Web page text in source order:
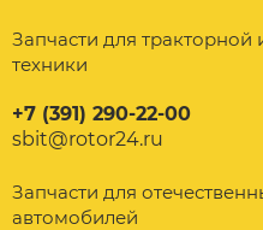
Запчасти для тракторной
техники
+7 (391) 290-22-00
sbit@rotor24.ru
Запчасти для
автомобилей